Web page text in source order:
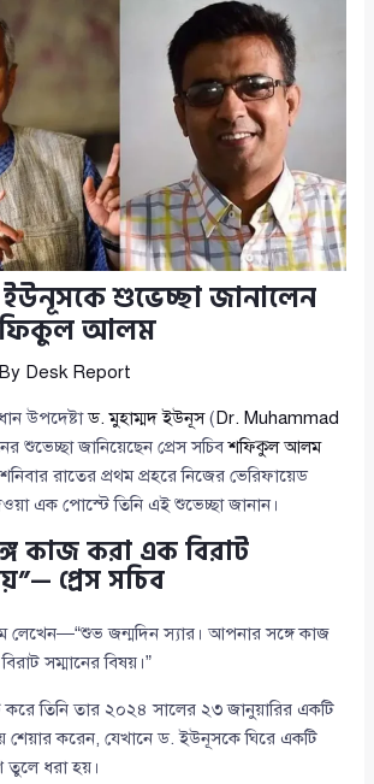
শুভেচ্ছা জানালেন
শফিকুল আলম
Desk Report
উপদেষ্টাড. মুহাম্মদ ইউনূস( Dr. Muhammad
শুভেচ্ছা জানিয়েছেন প্রেস সচিবশফিকুল আলম
রাতের প্রথম প্রহরে নিজের ভেরিফায়েড
এক পোস্টে তিনি এই শুভেচ্ছা জানান।
কাজ করা এক বিরাট
প্রেস সচিব
জন্মদিন স্যার। আপনার সঙ্গে কাজ
সম্মানের বিষয়।”
করে তিনি তার ২০২৪ সালের ২৩ জানুয়ারির একটি
করেন, যেখানে ড. ইউনূসকে ঘিরে একটি
তুলে ধরা হয়।